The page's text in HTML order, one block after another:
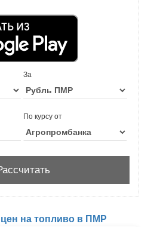
За
По курсу от
на топливо в ПМР